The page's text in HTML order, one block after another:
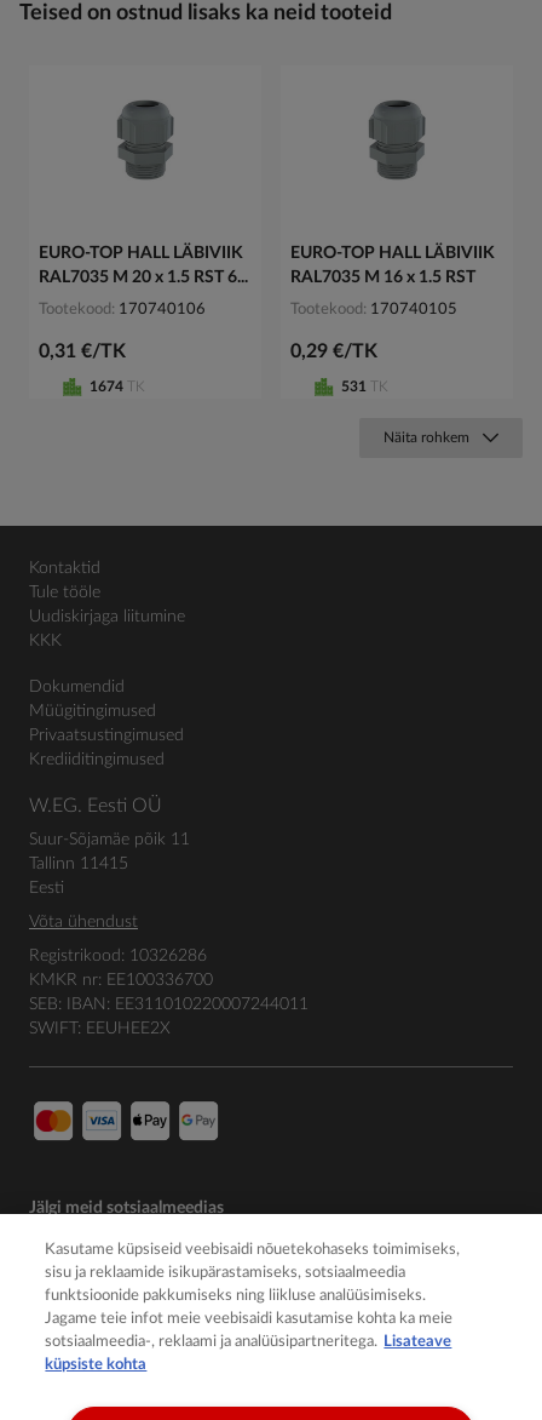
Teised on ostnud lisaks ka neid tooteid
EURO-TOP HALL LÄBIVIIK
RAL7035 M 20 x 1.5 RST 6...
Tootekood 170740106
0,31 €/TK
1674 TK
EURO-TOP HALL LÄBIVIIK
RAL7035 M 16 x 1.5 RST
Tootekood 170740105
0,29 €/TK
531 TK
Näita rohkem
Kontaktid
Tule tööle
Uudiskirjaga liitumine
KKK
Dokumendid
Müügitingimused
Privaatsustingimused
Krediiditingimused
W.EG. Eesti OÜ
Suur-Sõjamäe põik 11
Tallinn 11415
Eesti
Võta ühendust
Registrikood: 10326286
KMKR nr: EE100336700
SEB: IBAN: EE311010220007244011
SWIFT: EEUHEE2X
Jälgi meid sotsiaalmeedias
Kasutame küpsiseid veebisaidi nõuetekohaseks toimimiseks,
sisu ja reklaamide isikupärastamiseks, sotsiaalmeedia
funktsioonide pakkumiseks ning liikluse analüüsimiseks.
Jagame teie infot meie veebisaidi kasutamise kohta ka meie
sotsiaalmeedia-, reklaami ja analüüsipartneritega. Lisateave
küpsiste kohta